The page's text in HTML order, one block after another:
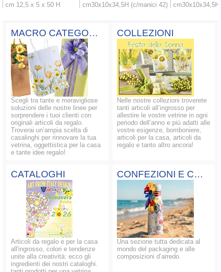
cm 12,5 x 5 x 50 H
cm30x10x34,5H (c/manici 42)
MACRO CATEGORIE
Scegli tra tante e meravigliose
soluzioni delle nostre linee per
sorprendere i tuoi clienti con
originali articoli da regalo.
Troverai un’ampia scelta di
casalinghi per rinnovare la tua
vetrina, oggettistica per la casa
e tante idee regalo!
COLLEZIONI
Nelle nostre collezioni troverete
tanti articoli all’ingrosso per
allestire le vostre vetrine in ogni
periodo dell’anno e più adatti alle
vostre esigenze, bomboniere,
articoli per la casa, articoli da
regalo e tanto altro ancora!
CATALOGHI
Articoli da regalo e per la casa
all'ingrosso, colori e tendenze
unite alla creatività: ecco gli
ingredienti dei nostri cataloghi.
CONFEZIONI E COMPOSIZIONI
Una sezione tutta dedicata al
mondo del packaging e alle
composizioni d’arredo.